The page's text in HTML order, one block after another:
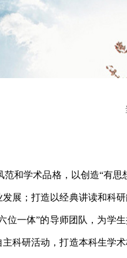
范和学术品格，以创造“有思
展；打造以经典讲读和科
位一体”的导师团队，为学
科研活动，打造本科生学